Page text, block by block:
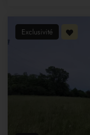
Exclusivité